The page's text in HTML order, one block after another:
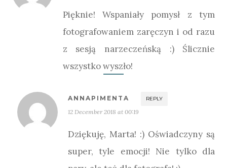
Pięknie! Wspaniały pomysł z tym
fotografowaniem zaręczyn i od razu
z sesją narzeczeńską :) Ślicznie
wszystko wyszło!
ANNAPIMENTA REPLY
12 December 2018 at 00:19
Dziękuję, Marta! :) Oświadczyny są
super, tyle emocji! Nie tylko dla